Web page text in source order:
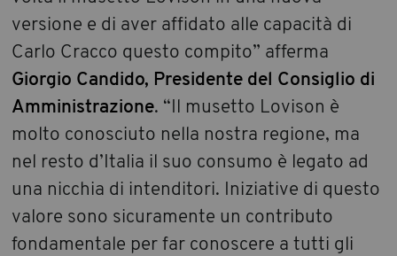
versione e di aver affidato alle capacità di
Carlo Cracco questo compito” afferma
Giorgio Candido, Presidente del Consiglio di
Amministrazione. “Il musetto Lovison è
molto conosciuto nella nostra regione, ma
nel resto d’Italia il suo consumo è legato ad
una nicchia di intenditori. Iniziative di questo
valore sono sicuramente un contributo
fondamentale per far conoscere a tutti gli